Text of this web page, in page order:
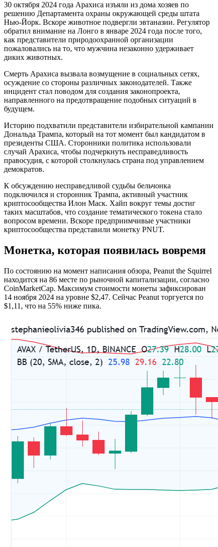
30 октября 2024 года Арахиса изъяли из дома хозяев по
решению Департамента охраны окружающей среды штата
Нью-Йорк. Вскоре животное подвергли эвтаназии. Регулятор
обратил внимание на Лонго в январе 2024 года после того,
как представители природоохранной организации
пожаловались на то, что мужчина незаконно удерживает
диких животных.
Смерть Арахиса вызвала возмущение в социальных сетях,
осуждение со стороны различных законодателей. Также
инцидент стал поводом для создания законопроекта,
направленного на предотвращение подобных ситуаций в
будущем.
Историю подхватили представители избирательной кампании
Дональда Трампа, который на тот момент был кандидатом в
президенты США. Сторонники политика использовали
случай Арахиса, чтобы подчеркнуть несправедливость
правосудия, с которой столкнулась страна под управлением
демократов.
К обсуждению несправедливой судьбы бельчонка
подключился и сторонник Трампа, активный участник
криптосообщества Илон Маск. Хайп вокруг темы достиг
таких масштабов, что создание тематического токена стало
вопросом времени. Вскоре предприимчивые участники
криптосообщества представили монетку PNUT.
Монетка, которая появилась вовремя
По состоянию на момент написания обзора, Peanut the Squirrel
находится на 86 месте по рыночной капитализации, согласно
CoinMarketCap. Максимум стоимости монеты зафиксирован
14 ноября 2024 на уровне $2,47. Сейчас Peanut торгуется по
$1,11, что на 55% ниже пика.